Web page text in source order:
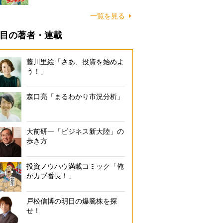
一覧を見る
の著者・連載
藤川里絵「さあ、投資を始めよ
う！」
森口亮「まるわかり市況分析」
大前研一「ビジネス新大陸」の
歩き方
投資ノウハウ満載コミック「俺
がカブ番長！」
戸松信博の明日の爆騰株を探
せ！